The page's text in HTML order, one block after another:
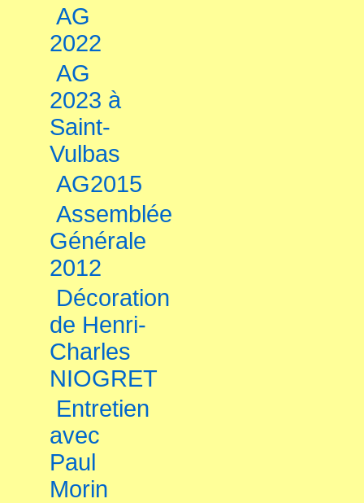
AG
2022
AG
2023 à
Saint-
Vulbas
AG2015
Assemblée
Générale
2012
Décoration
de Henri-
Charles
NIOGRET
Entretien
avec
Paul
Morin